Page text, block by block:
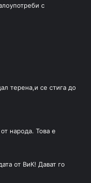
с
терена,и се стига до
народа. Това е
от ВиК! Дават го